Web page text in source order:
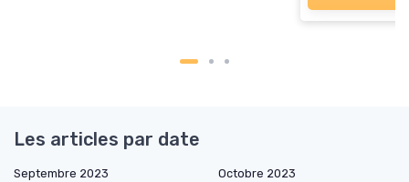
Les articles par date
Septembre 2023
Octobre 2023